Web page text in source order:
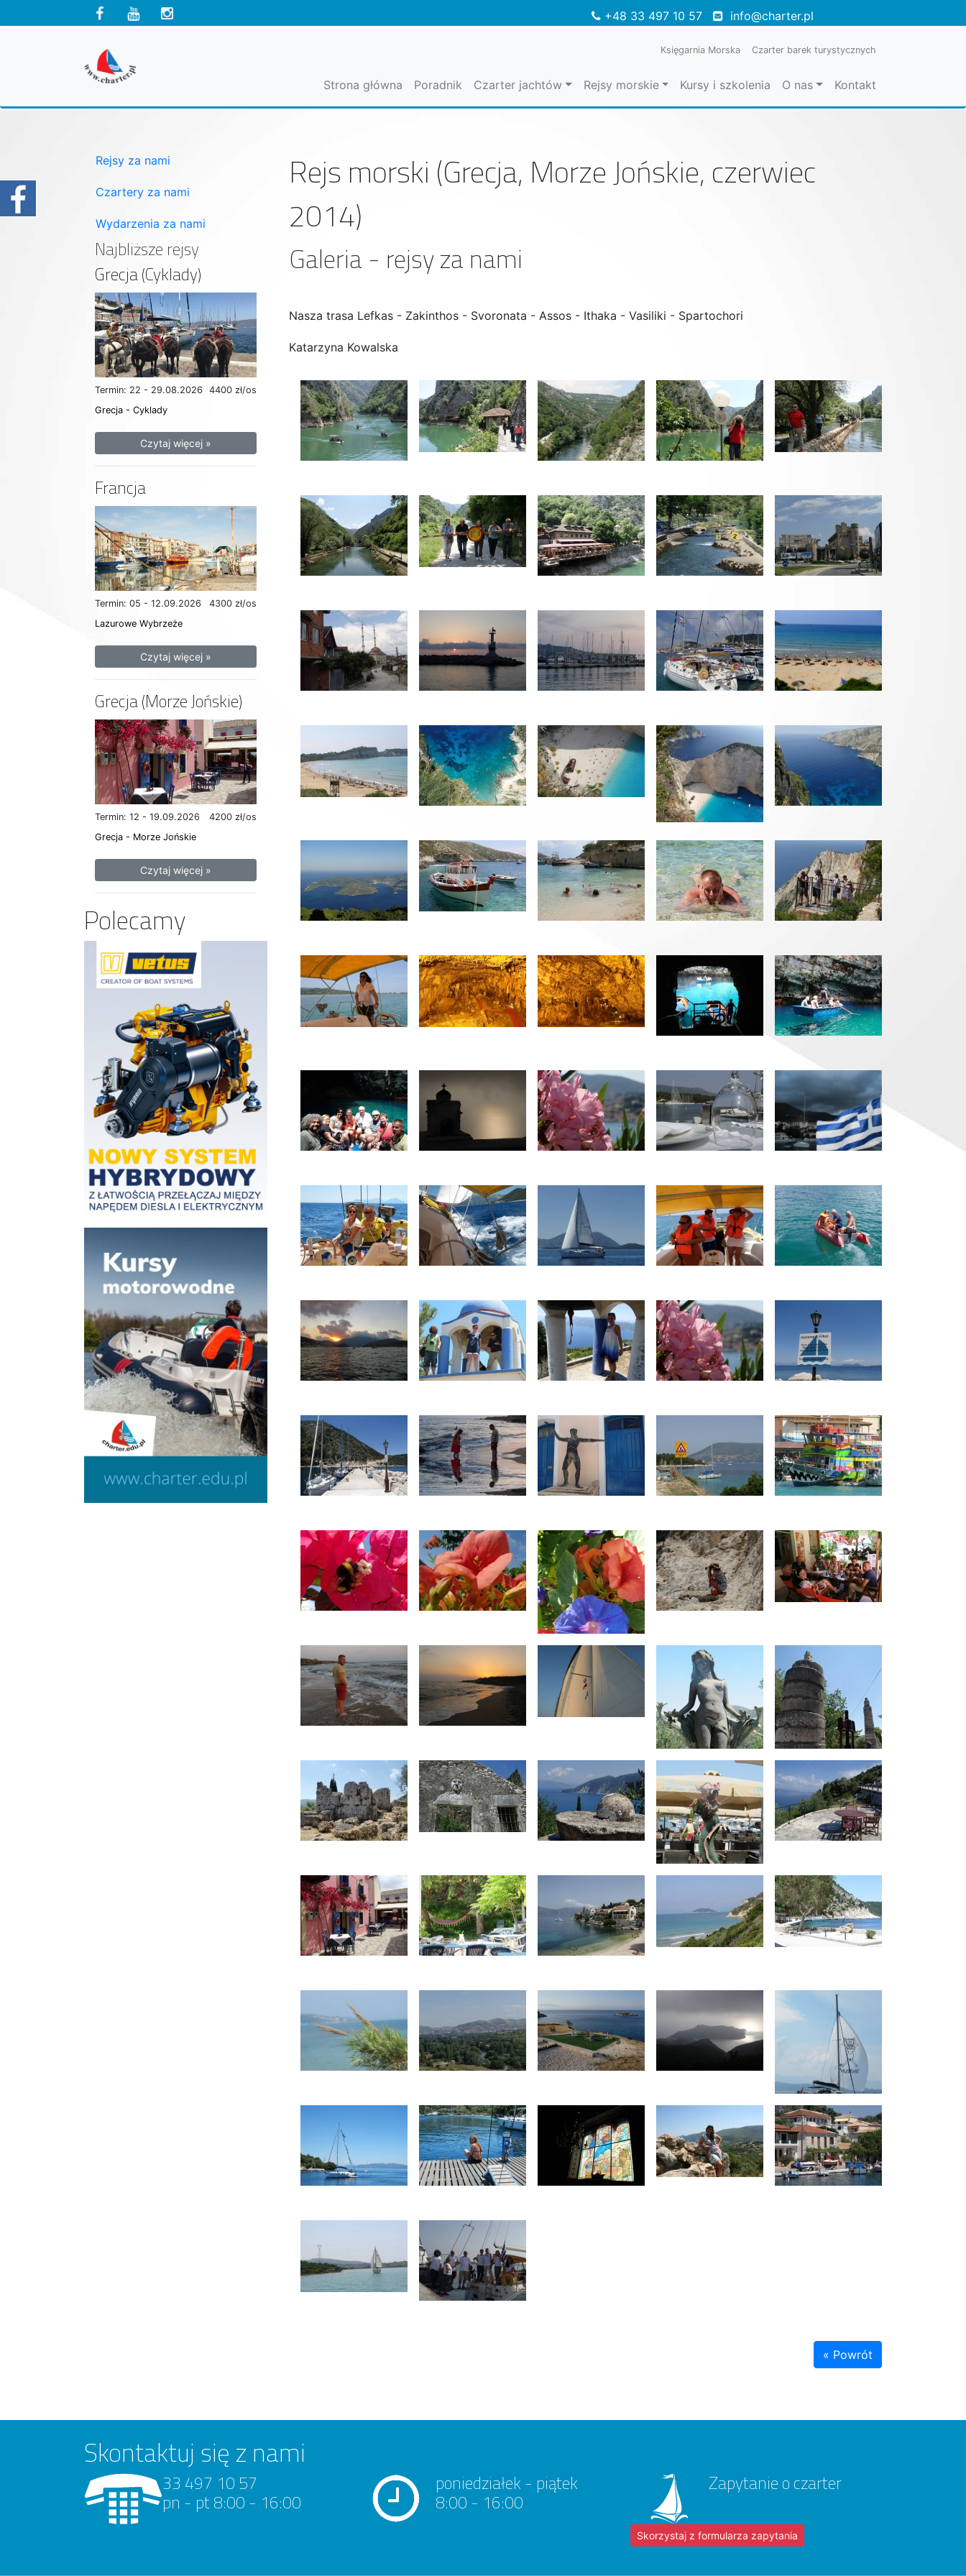
+48 33 497 10 57 info@charter.pl
Księgarnia Morska Czarter barek turystycznych
Strona główna Poradnik Czarter jachtów Rejsy morskie Kursy i szkolenia O nas Kontakt
Rejs morski (Grecja, Morze Jońskie, czerwiec
2014)
Galeria - rejsy za nami
Nasza trasa Lefkas - Zakinthos - Svoronata - Assos - Ithaka - Vasiliki - Spartochori
Katarzyna Kowalska
« Powrót
Rejsy za nami
Czartery za nami
Wydarzenia za nami
Najbliższe rejsy
Grecja (Cyklady)
Termin: 22 - 29.08.2026
4400 zł/os
Grecja - Cyklady
Czytaj więcej »
Francja
Termin: 05 - 12.09.2026
4300 zł/os
Lazurowe Wybrzeże
Czytaj więcej »
Grecja (Morze Jońskie)
Termin: 12 - 19.09.2026
4200 zł/os
Grecja - Morze Jońskie
Czytaj więcej »
Polecamy
Skontaktuj się z nami
33 497 10 57
pn - pt 8:00 - 16:00
poniedziałek - piątek
8:00 - 16:00
Zapytanie o czarter
Skorzystaj z formularza zapytania